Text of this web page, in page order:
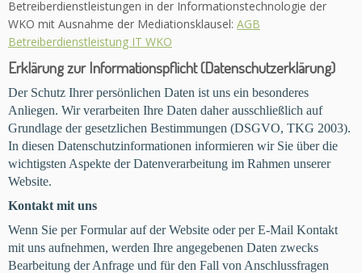
Betreiberdienstleistungen in der Informationstechnologie der
WKO mit Ausnahme der Mediationsklausel: AGB
Betreiberdienstleistung IT WKO
Erklärung zur Informationspflicht (Datenschutzerklärung)
Der Schutz Ihrer persönlichen Daten ist uns ein besonderes
Anliegen. Wir verarbeiten Ihre Daten daher ausschließlich auf
Grundlage der gesetzlichen Bestimmungen (DSGVO, TKG 2003).
In diesen Datenschutzinformationen informieren wir Sie über die
wichtigsten Aspekte der Datenverarbeitung im Rahmen unserer
Website.
Kontakt mit uns
Wenn Sie per Formular auf der Website oder per E-Mail Kontakt
mit uns aufnehmen, werden Ihre angegebenen Daten zwecks
Bearbeitung der Anfrage und für den Fall von Anschlussfragen